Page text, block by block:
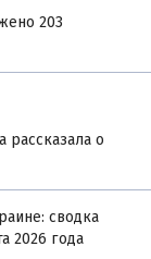
203
рассказала о
сводка
2026 года